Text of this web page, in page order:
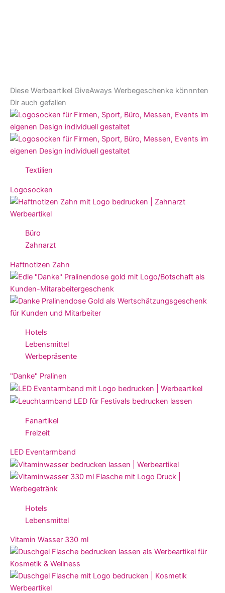
Diese Werbeartikel GiveAways Werbegeschenke könnnten
Dir auch gefallen
Textilien
Logosocken
Büro
Zahnarzt
Haftnotizen Zahn
Hotels
Lebensmittel
Werbepräsente
"Danke" Pralinen
Fanartikel
Freizeit
LED Eventarmband
Hotels
Lebensmittel
Vitamin Wasser 330 ml